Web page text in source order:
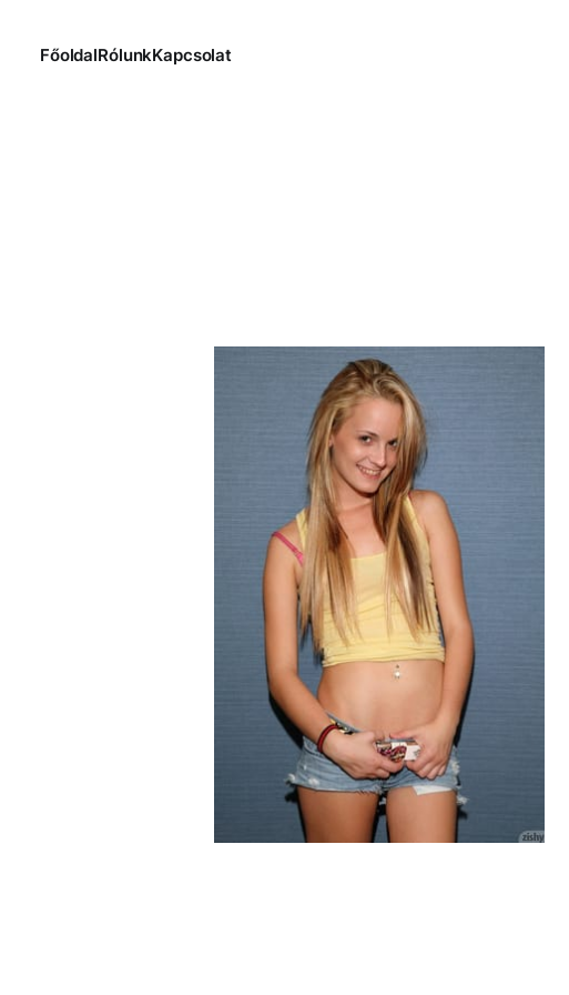
FőoldalRólunkKapcsolat